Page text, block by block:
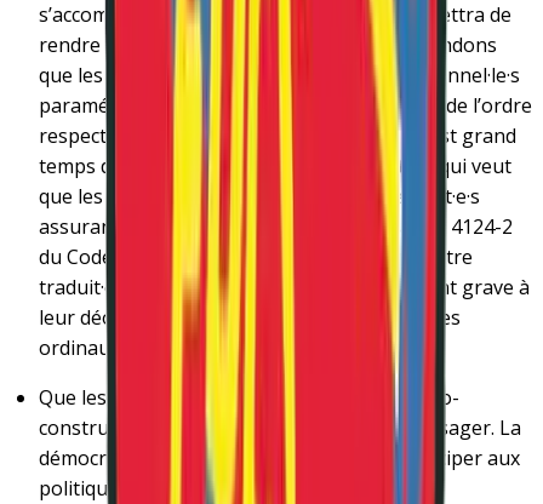
s’accompagne d’une judiciarisation qui permettra de
rendre ce droit effectif. À ce titre, nous demandons
que les médecins psychiatres et les professionnel·le·s
paramédicales·aux relèvent de leurs conseils de l’ordre
respectifs selon les modalités ordinaires. Il est grand
temps de mettre fin à ce régime d’exception qui veut
que les médecins du cadre public et les expert·e·s
assurant une mission de service public (art. L 4124-2
du Code la Santé Publique) ne puissent pas être
traduit·e·s, en cas de faute ou de manquement grave à
leur déontologie, directement devant les juges
ordinaux·ales.
Que les stratégies de santé mentale soient co-
construites par le monde professionnel et usager. La
démocratie sanitaire ne permet pas de participer aux
politiques qui nous concernent. Aussi, nous